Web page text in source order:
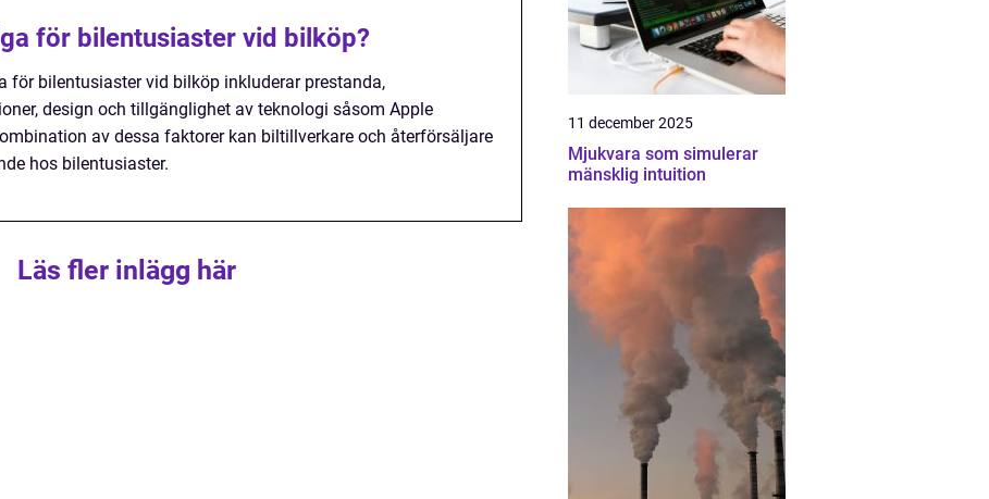
för bilentusiaster vid bilköp?
för bilentusiaster vid bilköp inkluderar prestanda,
design och tillgänglighet av teknologi såsom Apple
av dessa faktorer kan biltillverkare och återförsäljare
hos bilentusiaster.
Läs fler inlägg här
11 december 2025
Mjukvara som simulerar
mänsklig intuition